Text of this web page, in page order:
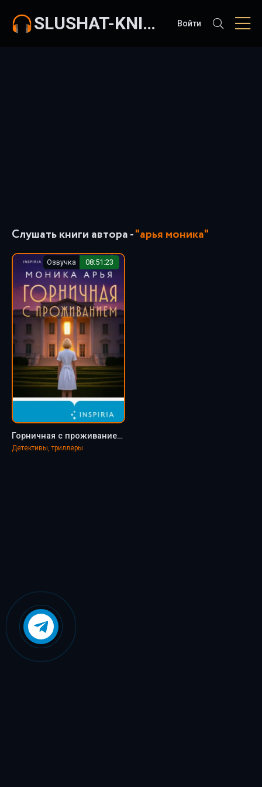
SLUSHAT-KNIGI.COM Войти
Слушать книги автора -"арья моника"
Озвучка 08:51:23
Горничная с проживанием - Моника Арья
Детективы, триллеры